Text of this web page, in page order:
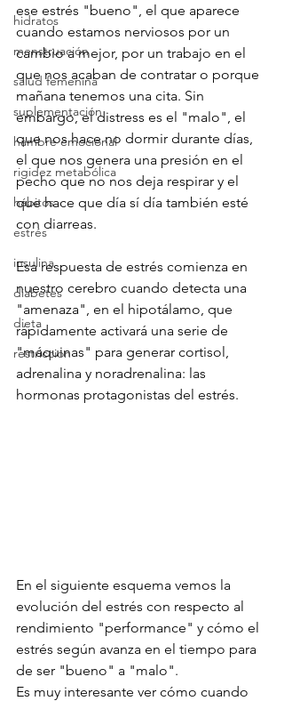
hidratos
menstruación
salud femenina
suplementación
hambre emocional
rigidez metabólica
hábitos
estrés
insulina
diabetes
dieta
restricción
ese estrés "bueno", el que aparece
cuando estamos nerviosos por un
cambio a mejor, por un trabajo en el
que nos acaban de contratar o porque
mañana tenemos una cita. Sin
embargo, el distress es el "malo", el
que nos hace no dormir durante días,
el que nos genera una presión en el
pecho que no nos deja respirar y el
que hace que día sí día también esté
con diarreas.
Esa respuesta de estrés comienza en
nuestro cerebro cuando detecta una
"amenaza", en el hipotálamo, que
rápidamente activará una serie de
"máquinas" para generar cortisol,
adrenalina y noradrenalina: las
hormonas protagonistas del estrés.
En el siguiente esquema vemos la
evolución del estrés con respecto al
rendimiento "performance" y cómo el
estrés según avanza en el tiempo para
de ser "bueno" a "malo".
Es muy interesante ver cómo cuando